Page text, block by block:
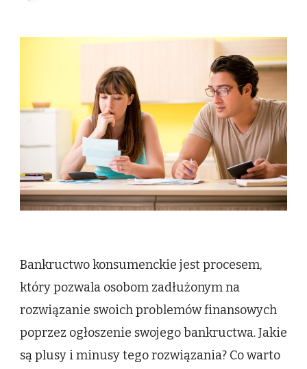
i
konsumenckiej
co
warto
wiedzieć
przed?
Bankructwo konsumenckie jest procesem,
który pozwala osobom zadłużonym na
rozwiązanie swoich problemów finansowych
poprzez ogłoszenie swojego bankructwa. Jakie
są plusy i minusy tego rozwiązania? Co warto